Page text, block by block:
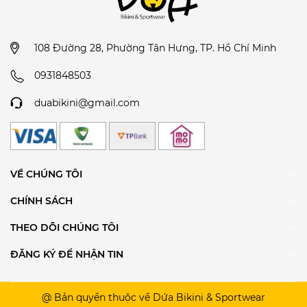
Vắt khô bằng cách nhẹ nhàng cuốn đồ bikini
của bạn vào một chiếc khăn tắm sạch, ấn nhẹ để
tay theo cách thông thường chính là một trong
nhanh giãn và hỏng.
áo tự khô.
Cách chọn size đồ bơi:
cho mình hoặc Inbox để được DỨA BIKINI &
108 Đường 28, Phường Tân Hưng, TP. Hồ Chí Minh
0931848503
duabikini@gmail.com
VỀ CHÚNG TÔI
CHÍNH SÁCH
THEO DÕI CHÚNG TÔI
ĐĂNG KÝ ĐỂ NHẬN TIN
@ Bản quyền thuộc về Dứa Bikini & Sportwear